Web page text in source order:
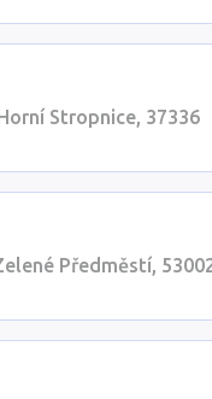
Stropnice, 37336
Předměstí,